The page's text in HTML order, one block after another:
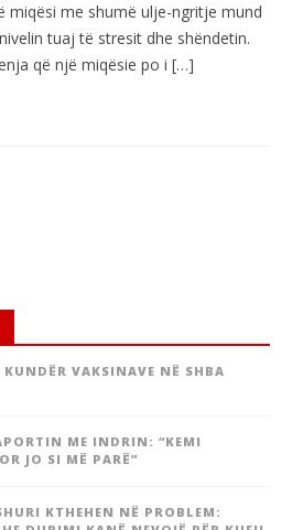
miqësi me shumë ulje-ngritje mund
tuaj të stresit dhe shëndetin.
që një miqësie po i […]
KUNDËR VAKSINAVE NË SHBA
ME INDRIN: “KEMI
JO SI MË PARË”
KTHEHEN NË PROBLEM: